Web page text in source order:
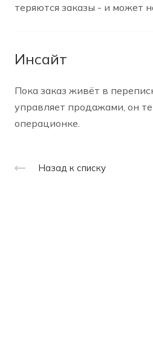
теряются заказы - и может
Инсайт
Пока заказ живёт в
управляет продажами, он
операционке.
Назад к списку